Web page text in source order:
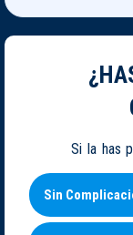
Si la has
Sin